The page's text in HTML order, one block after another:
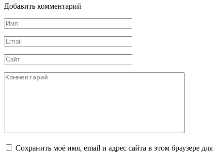
Добавить комментарий
Имя
*
Email
*
Сайт
Комментарий
Сохранить моё имя, email и адрес сайта в этом браузере для